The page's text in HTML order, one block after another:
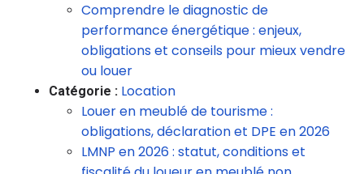
Comprendre le diagnostic de
performance énergétique : enjeux,
obligations et conseils pour mieux vendre
ou louer
Catégorie : Location
Louer en meublé de tourisme :
obligations, déclaration et DPE en 2026
LMNP en 2026 : statut, conditions et